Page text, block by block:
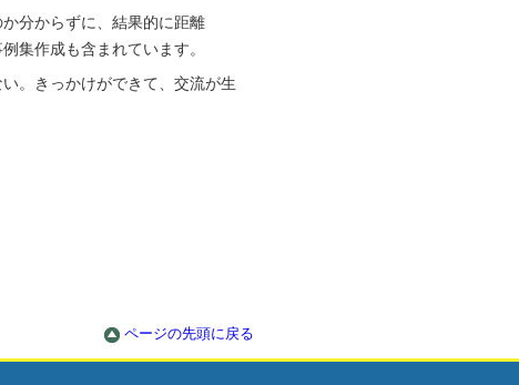
分からずに、結果的に距離
集作成も含まれています。
。きっかけができて、交流が生
ページの先頭に戻る